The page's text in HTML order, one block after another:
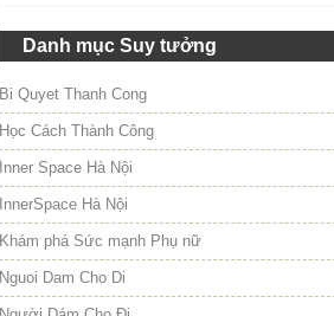
Danh mục Suy tưởng
Bi Quyet Thanh Cong
Học Cách Thành Công
Inner Space Hà Nội
InnerSpace Hà Nội
Khám phá Sức mạnh Phụ nữ
Nguoi Dam Cho Di